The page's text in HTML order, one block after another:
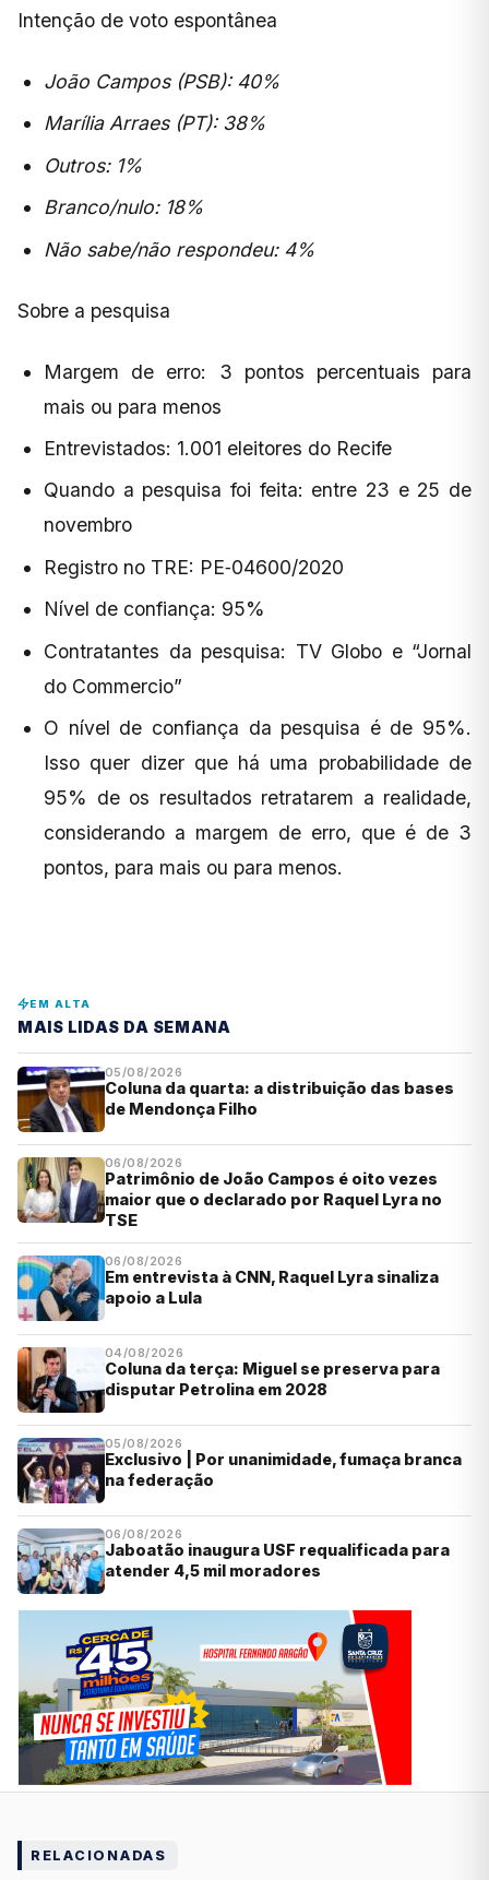
Intenção de voto espontânea
João Campos (PSB): 40%
Marília Arraes (PT): 38%
Outros: 1%
Branco/nulo: 18%
Não sabe/não respondeu: 4%
Sobre a pesquisa
Margem de erro: 3 pontos percentuais para
mais ou para menos
Entrevistados: 1.001 eleitores do Recife
Quando a pesquisa foi feita: entre 23 e 25 de
novembro
Registro no TRE: PE‐04600/2020
Nível de confiança: 95%
Contratantes da pesquisa: TV Globo e “Jornal
do Commercio”
O nível de confiança da pesquisa é de 95%.
Isso quer dizer que há uma probabilidade de
95% de os resultados retratarem a realidade,
considerando a margem de erro, que é de 3
pontos, para mais ou para menos.
EM ALTA
MAIS LIDAS DA SEMANA
05/08/2026
Coluna da quarta: a distribuição das bases
de Mendonça Filho
06/08/2026
Patrimônio de João Campos é oito vezes
maior que o declarado por Raquel Lyra no
TSE
06/08/2026
Em entrevista à CNN, Raquel Lyra sinaliza
apoio a Lula
04/08/2026
Coluna da terça: Miguel se preserva para
disputar Petrolina em 2028
05/08/2026
Exclusivo | Por unanimidade, fumaça branca
na federação
06/08/2026
Jaboatão inaugura USF requalificada para
atender 4,5 mil moradores
RELACIONADAS